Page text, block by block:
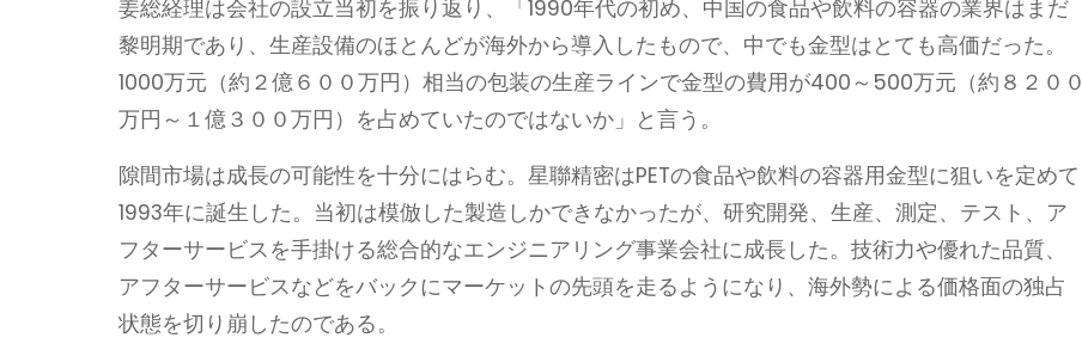
姜総経理は会社の設立当初を振り返り、「1990年代の初め、中国の食品や飲料の容器の業界はまだ
黎明期であり、生産設備のほとんどが海外から導入したもので、中でも金型はとても高価だった。
1000万元（約２億６００万円）相当の包装の生産ラインで金型の費用が400～500万元（約８２００
万円～１億３００万円）を占めていたのではないか」と言う。
隙間市場は成長の可能性を十分にはらむ。星聯精密はPETの食品や飲料の容器用金型に狙いを定めて
1993年に誕生した。当初は模倣した製造しかできなかったが、研究開発、生産、測定、テスト、ア
フターサービスを手掛ける総合的なエンジニアリング事業会社に成長した。技術力や優れた品質、
アフターサービスなどをバックにマーケットの先頭を走るようになり、海外勢による価格面の独占
状態を切り崩したのである。